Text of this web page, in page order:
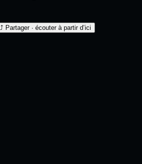
⤴ Partager · écouter à partir d’ici